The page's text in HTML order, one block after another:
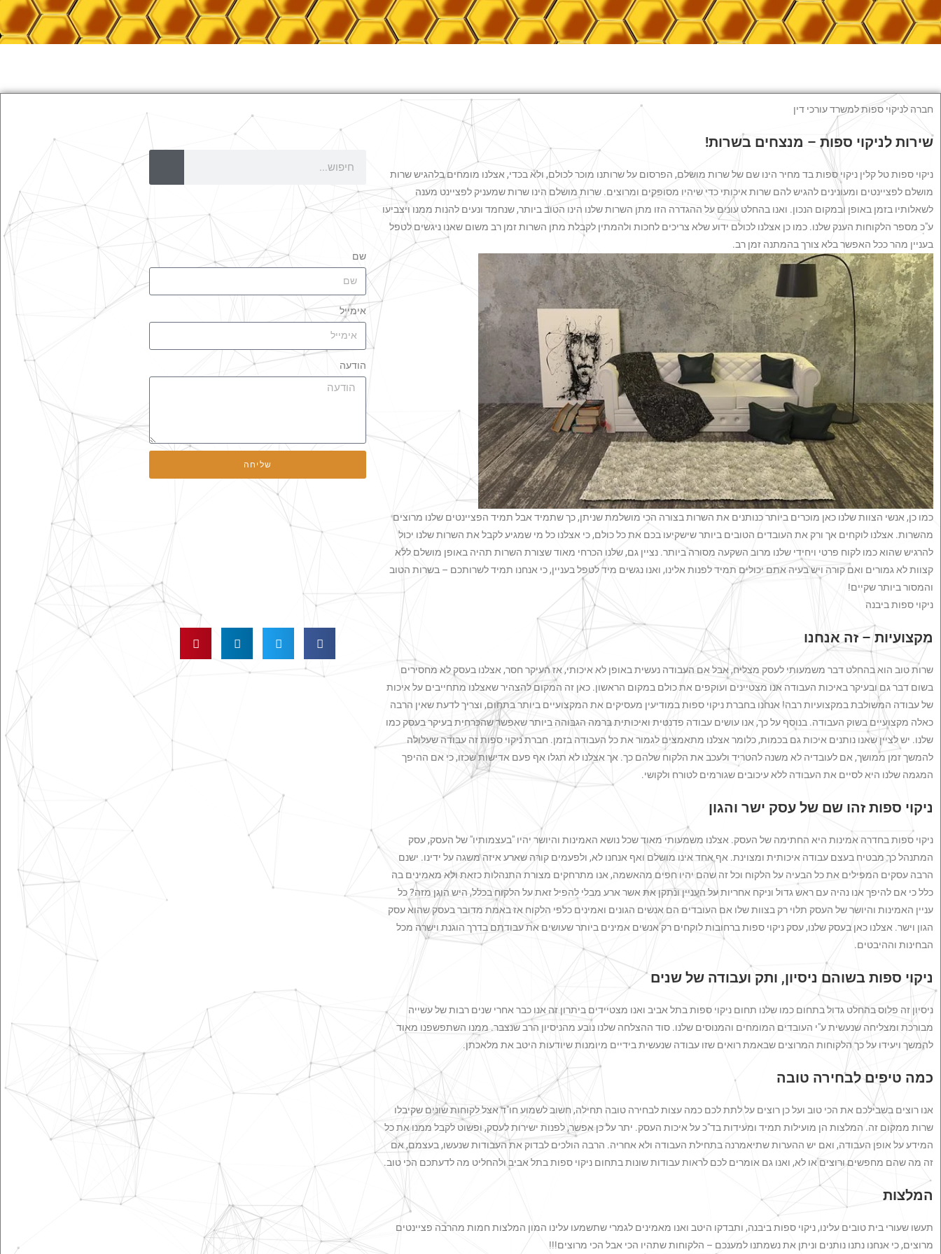
חברה לניקוי ספות למשרד עורכי דין
שירות לניקוי ספות – מנצחים בשרות!
ניקוי ספות טל קלין ניקוי ספות בד מחיר הינו שם של שרות מושלם, הפרסום על שרותנו מוכר לכולם, ולא בכדי, אצלנו מומחים בלהגיש שרות
מושלם לפציינטים ומעונינים להגיש להם שרות איכותי כדי שיהיו מסופקים ומרוצים. שרות מושלם הינו שרות שמעניק לפציינט מענה
לשאלותיו בזמן באופן ובמקום הנכון. ואנו בהחלט עונים על ההגדרה הזו מתן השרות שלנו הינו הטוב ביותר, שנחמד ונעים להנות ממנו ויצביעו
ע"כ מספר הלקוחות הענק שלנו. כמו כן אצלנו לכולם ידוע שלא צריכים לחכות ולהמתין לקבלת מתן השרות זמן רב משום שאנו ניגשים לטפל
בעניין מהר ככל האפשר בלא צורך בהמתנה זמן רב.
כמו כן, אנשי הצוות שלנו כאן מוכרים ביותר כנותנים את השרות בצורה הכי מושלמת שניתן, כך שתמיד אבל תמיד הפציינטים שלנו מרוצים
מהשרות. אצלנו לוקחים אך ורק את העובדים הטובים ביותר שישקיעו בכם את כל כולם, כי אצלנו כל מי שמגיע לקבל את השרות שלנו יכול
להרגיש שהוא כמו לקוח פרטי ויחידי שלנו מרוב השקעה מסורה ביותר. נציין גם, שלנו הכרחי מאוד שצורת השרות תהיה באופן מושלם ללא
קצוות לא גמורים ואם קורה ויש בעיה אתם יכולים תמיד לפנות אלינו, ואנו נגשים מיד לטפל בעניין, כי אנחנו תמיד לשרותכם – בשרות הטוב
והמסור ביותר שקיים!
ניקוי ספות ביבנה
מקצועיות – זה אנחנו
שרות טוב הוא בהחלט דבר משמעותי לעסק מצליח, אבל אם העבודה נעשית באופן לא איכותי, אז העיקר חסר, אצלנו בעסק לא מחסירים
בשום דבר גם ובעיקר באיכות העבודה אנו מצטיינים ועוקפים את כולם במקום הראשון. כאן זה המקום להצהיר שאצלנו מתחייבים על איכות
של עבודה המשולבת במקצועיות רבה! אנחנו בחברת ניקוי ספות במודיעין מעסיקים את המקצועיים ביותר בתחום, וצריך לדעת שאין הרבה
כאלה מקצועיים בשוק העבודה. בנוסף על כך, אנו עושים עבודה פדנטית ואיכותית ברמה הגבוהה ביותר שאפשר שהכרחית בעיקר בעסק כמו
שלנו. יש לציין שאנו נותנים איכות גם בכמות, כלומר אצלנו מתאמצים לגמור את כל העבודה בזמן. חברת ניקוי ספות זה עבודה שעלולה
להמשך זמן ממושך, אם לעובדיה לא משנה להטריד ולעכב את הלקוח שלהם כך. אך אצלנו לא תגלו אף פעם אדישות שכזו, כי אם ההיפך
המגמה שלנו היא לסיים את העבודה ללא עיכובים שגורמים לטורח ולקושי.
ניקוי ספות זהו שם של עסק ישר והגון
ניקוי ספות בחדרה אמינות היא החתימה של העסק. אצלנו משמעותי מאוד שכל נושא האמינות והיושר יהיו "בעצמותיו" של העסק, עסק
המתנהל כך מבטיח בעצם עבודה איכותית ומצוינת. אף אחד אינו מושלם ואף אנחנו לא, ולפעמים קורה שארע איזה משגה על ידינו. ישנם
הרבה עסקים המפילים את כל הבעיה על הלקוח וכל זה שהם יהיו חפים מהאשמה, אנו מתרחקים מצורת התנהלות כזאת ולא מאמינים בה
כלל כי אם להיפך אנו נהיה עם ראש גדול וניקח אחריות על העניין ונתקן את אשר ארע מבלי להפיל זאת על הלקוח בכלל, היש הוגן מזה? כל
עניין האמינות והיושר של העסק תלוי רק בצוות שלו אם העובדים הם אנשים הגונים ואמינים כלפי הלקוח אז באמת מדובר בעסק שהוא עסק
הגון וישר. אצלנו כאן בעסק שלנו, עסק ניקוי ספות ברחובות לוקחים רק אנשים אמינים ביותר שעושים את עבודתם בדרך הוגנת וישרה מכל
הבחינות וההיבטים.
ניקוי ספות בשוהם ניסיון, ותק ועבודה של שנים
ניסיון זה פלוס בהחלט גדול בתחום כמו שלנו תחום ניקוי ספות בתל אביב ואנו מצטיידים ביתרון זה אנו כבר אחרי שנים רבות של עשייה
מבורכת ומצליחה שנעשית ע"י העובדים המומחים והמנוסים שלנו. סוד ההצלחה שלנו נובע מהניסיון הרב שנצבר. ממנו השתפשפנו מאוד
להמשך ויעידו על כך הלקוחות המרוצים שבאמת רואים שזו עבודה שנעשית בידיים מיומנות שיודעות היטב את מלאכתן.
כמה טיפים לבחירה טובה
אנו רוצים בשבילכם את הכי טוב ועל כן רוצים על לתת לכם כמה עצות לבחירה טובה תחילה, חשוב לשמוע חו"ד אצל לקוחות שונים שקיבלו
שרות ממקום זה. המלצות הן מועילות תמיד ומעידות בד"כ על איכות העסק. יתר על כן אפשר, לפנות ישירות לעסק, ופשוט לקבל ממנו את כל
המידע על אופן העבודה, ואם יש ההערות שתיאמרנה בתחילת העבודה ולא אחריה. הרבה הולכים לבדוק את העבודות שנעשו, בעצמם, אם
זה מה שהם מחפשים ורוצים או לא, ואנו גם אומרים לכם לראות עבודות שונות בתחום ניקוי ספות בתל אביב ולהחליט מה לדעתכם הכי טוב.
המלצות
תעשו שעורי בית טובים עלינו, ניקוי ספות ביבנה, ותבדקו היטב ואנו מאמינים לגמרי שתשמעו עלינו המון המלצות חמות מהרבה פציינטים
מרוצים, כי אנחנו נתנו נותנים וניתן את נשמתנו למענכם – הלקוחות שתהיו הכי אבל הכי מרוצים!!!
שם
אימייל
הודעה
שליחה